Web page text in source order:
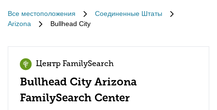
Все местоположения
Соединенные Штаты
Arizona
Bullhead City
Центр FamilySearch
Bullhead City Arizona
FamilySearch Center